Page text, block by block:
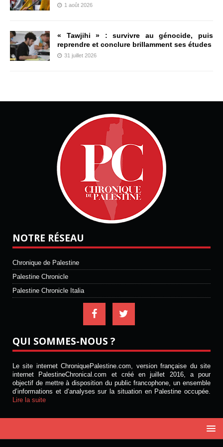
1 août 2026
« Tawjihi » : survivre au génocide, puis
reprendre et conclure brillamment ses études
31 juillet 2026
NOTRE RÉSEAU
Chronique de Palestine
Palestine Chronicle
Palestine Chronicle Italia
QUI SOMMES-NOUS ?
Le site internet ChroniquePalestine.com, version française du site
internet PalestineChronical.com et créé en juillet 2016, a pour
objectif de mettre à disposition du public francophone, un ensemble
d’informations et d’analyses sur la situation en Palestine occupée.
Lire la suite